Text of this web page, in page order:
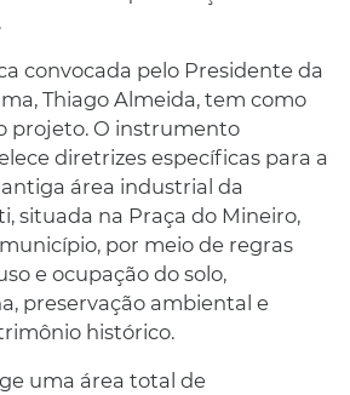
convocada pelo Presidente da
Thiago Almeida, tem como
projeto. O instrumento
diretrizes específicas para a
área industrial da
situada na Praça do Mineiro,
por meio de regras
e ocupação do solo,
preservação ambiental e
histórico.
uma área total de